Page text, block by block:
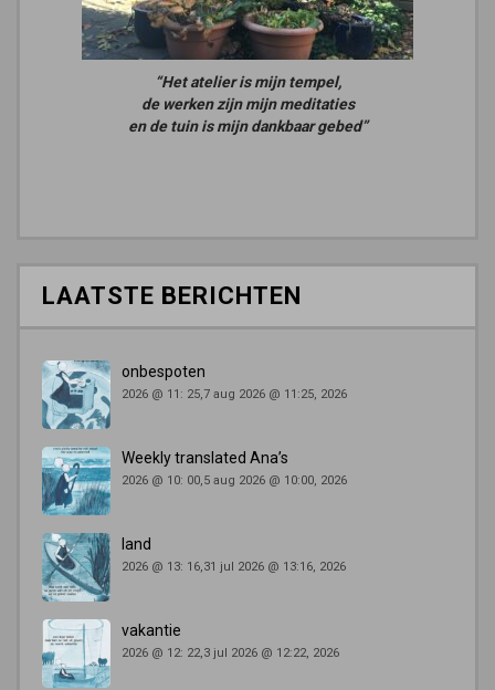
“Het atelier is mijn tempel,
de werken zijn mijn meditaties
en de tuin is mijn dankbaar gebed”
LAATSTE BERICHTEN
onbespoten
2026 @ 11: 25,7 aug 2026 @ 11:25, 2026
Weekly translated Ana’s
2026 @ 10: 00,5 aug 2026 @ 10:00, 2026
land
2026 @ 13: 16,31 jul 2026 @ 13:16, 2026
vakantie
2026 @ 12: 22,3 jul 2026 @ 12:22, 2026